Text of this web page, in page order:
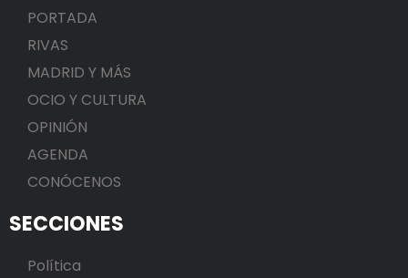
PORTADA
RIVAS
MADRID Y MÁS
OCIO Y CULTURA
OPINIÓN
AGENDA
CONÓCENOS
SECCIONES
Política